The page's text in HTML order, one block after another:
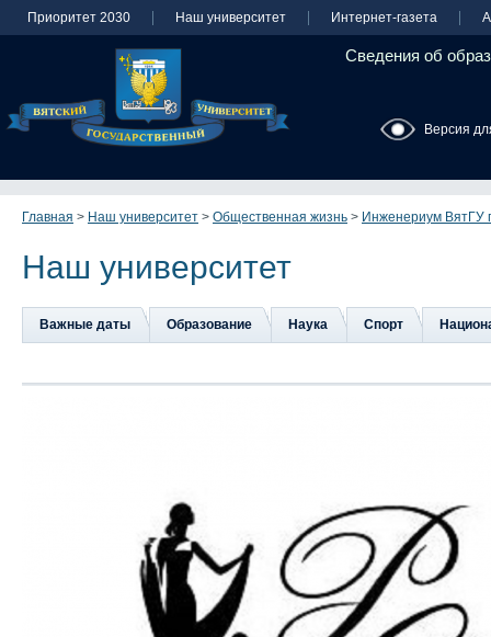
Приоритет 2030 Наш университет Интернет-газета
Сведения об
Версия
Главная > Наш университет > Общественная жизнь > Инженериум ВятГУ
Наш университет
Важные даты Образование Наука Спорт